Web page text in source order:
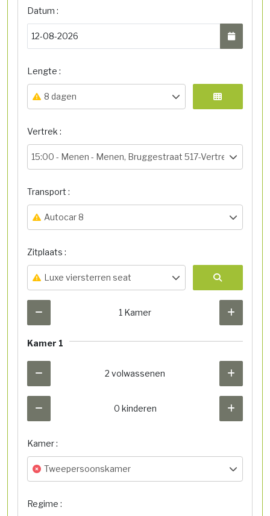
Datum :
Lengte :
8 dagen
Vertrek :
15:00 - Menen - Menen, Bruggestraat 517-Vertrekhal
Transport :
Autocar 8
Zitplaats :
Luxe viersterren seat
1 Kamer
Kamer 1
2 volwassenen
0 kinderen
Kamer :
Tweepersoonskamer
Regime :